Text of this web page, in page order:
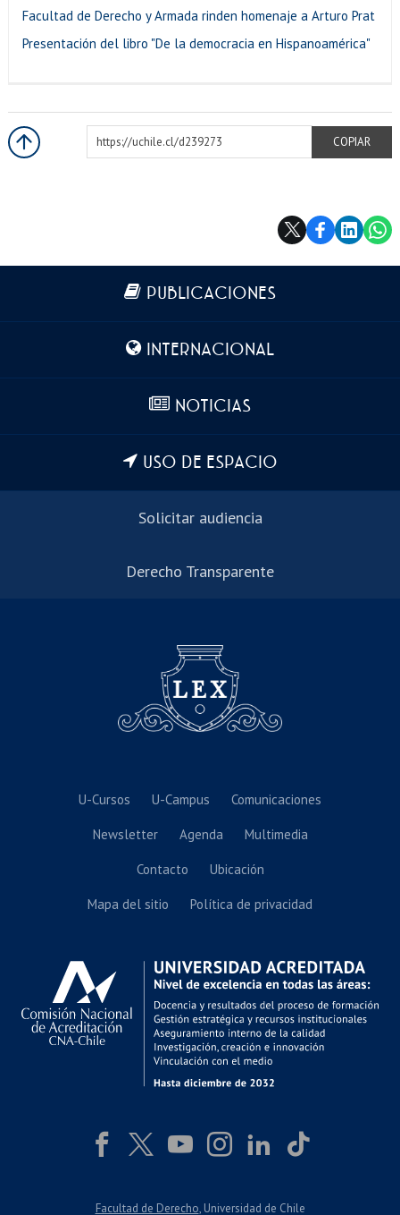
Facultad de Derecho y Armada rinden homenaje a Arturo Prat
Presentación del libro "De la democracia en Hispanoamérica"
https://uchile.cl/d239273
COPIAR
Más información
PUBLICACIONES
INTERNACIONAL
NOTICIAS
USO DE ESPACIO
Solicitar audiencia
Derecho Transparente
U-Cursos U-Campus Comunicaciones
Newsletter Agenda Multimedia
Contacto Ubicación
Mapa del sitio Política de privacidad
Facultad de Derecho, Universidad de Chile